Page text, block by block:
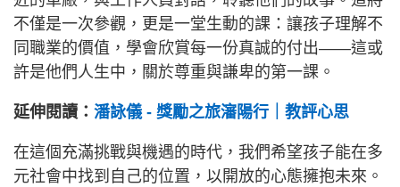
不僅是一次參觀，更是一堂生動的課：讓孩子理解不
同職業的價值，學會欣賞每一份真誠的付出——這或
許是他們人生中，關於尊重與謙卑的第一課。
延伸閱讀： 潘詠儀 - 獎勵之旅瀋陽行｜教評心思
在這個充滿挑戰與機遇的時代，我們希望孩子能在多
元社會中找到自己的位置，以開放的心態擁抱未來。